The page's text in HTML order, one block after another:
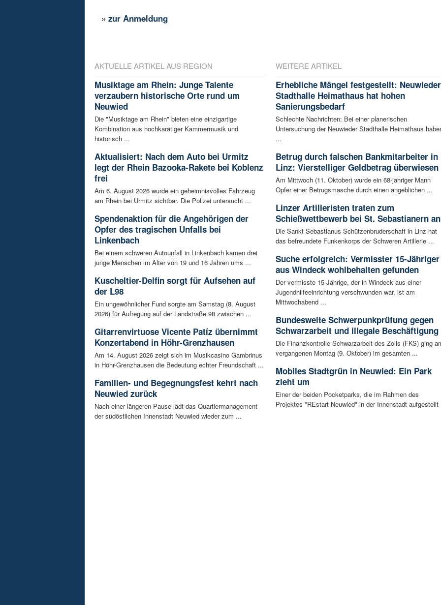
»zur Anmeldung
AKTUELLE ARTIKEL AUS REGION
Musiktage am Rhein: Junge Talente
verzaubern historische Orte rund um
Neuwied
Die "Musiktage am Rhein" bieten eine einzigartige
Kombination aus hochkarätiger Kammermusik und
historisch ...
Aktualisiert: Nach dem Auto bei Urmitz
legt der Rhein Bazooka-Rakete bei Koblenz
frei
Am 6. August 2026 wurde ein geheimnisvolles Fahrzeug
am Rhein bei Urmitz sichtbar. Die Polizei untersucht ...
Spendenaktion für die Angehörigen der
Opfer des tragischen Unfalls bei
Linkenbach
Bei einem schweren Autounfall in Linkenbach kamen drei
junge Menschen im Alter von 19 und 16 Jahren ums ...
Kuscheltier-Delfin sorgt für Aufsehen auf
der L98
Ein ungewöhnlicher Fund sorgte am Samstag (8. August
2026) für Aufregung auf der Landstraße 98 zwischen ...
Gitarrenvirtuose Vicente Patíz übernimmt
Konzertabend in Höhr-Grenzhausen
Am 14. August 2026 zeigt sich im Musikcasino Gambrinus
in Höhr-Grenzhausen die Bedeutung echter Freundschaft ...
Familien- und Begegnungsfest kehrt nach
Neuwied zurück
Nach einer längeren Pause lädt das Quartiermanagement
der südöstlichen Innenstadt Neuwied wieder zum ...
WEITERE ARTIKEL
Erhebliche Mängel festgestellt: Neuwieder
Stadthalle Heimathaus hat hohen
Sanierungsbedarf
Schlechte Nachrichten: Bei einer planerischen
Untersuchung der Neuwieder Stadthalle Heimathaus
...
Betrug durch falschen Bankmitarbeiter in
Linz: Vierstelliger Geldbetrag überwiesen
Am Mittwoch (11. Oktober) wurde ein 68-jähriger Mann
Opfer einer Betrugsmasche durch einen angeblichen ...
Linzer Artilleristen traten zum
Schießwettbewerb bei St. Sebastianern an
Die Sankt Sebastianus Schützenbruderschaft in Linz hat
das befreundete Funkenkorps der Schweren Artillerie ...
Suche erfolgreich: Vermisster 15-Jähriger
aus Windeck wohlbehalten gefunden
Der vermisste 15-Jährige, der in Windeck aus einer
Jugendhilfeeinrichtung verschwunden war, ist am
Mittwochabend ...
Bundesweite Schwerpunkprüfung gegen
Schwarzarbeit und illegale Beschäftigung
Die Finanzkontrolle Schwarzarbeit des Zolls (FKS) ging
vergangenen Montag (9. Oktober) im gesamten ...
Mobiles Stadtgrün in Neuwied: Ein Park
zieht um
Einer der beiden Pocketparks, die im Rahmen des
Projektes "REstart Neuwied" in der Innenstadt aufgestellt